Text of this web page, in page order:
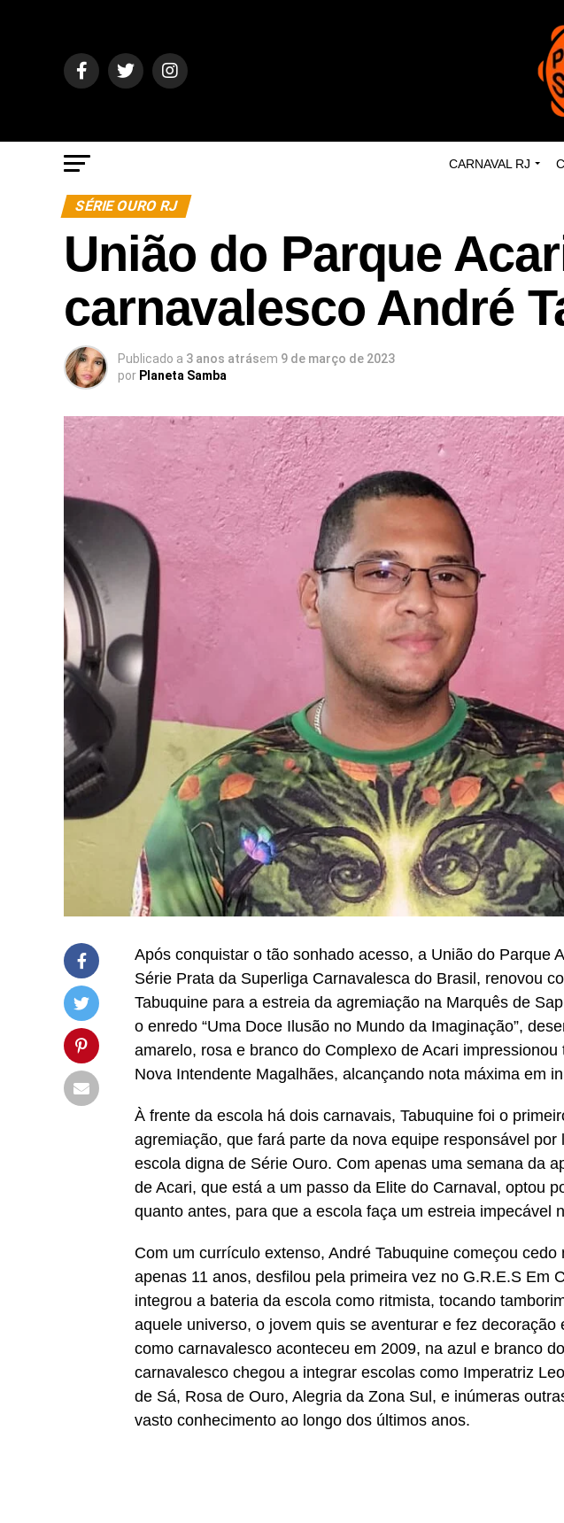
CARNAVAL RJ
SÉRIE OURO RJ
União do Parque
carnavalesco André
Publicado a 3 anos atrásem 9 de março de 2023
por Planeta Samba
Após conquistar o tão sonhado acesso, a União do Parque
Série Prata da Superliga Carnavalesca do Brasil, renovou
Tabuquine para a estreia da agremiação na Marquês de
o enredo “Uma Doce Ilusão no Mundo da Imaginação”,
amarelo, rosa e branco do Complexo de Acari
Nova Intendente Magalhães, alcançando nota máxima em
À frente da escola há dois carnavais, Tabuquine foi o
agremiação, que fará parte da nova equipe responsável
escola digna de Série Ouro. Com apenas uma semana da
de Acari, que está a um passo da Elite do Carnaval, optou
quanto antes, para que a escola faça um estreia impecável
Com um currículo extenso, André Tabuquine começou
apenas 11 anos, desfilou pela primeira vez no G.R.E.S Em
integrou a bateria da escola como ritmista, tocando
aquele universo, o jovem quis se aventurar e fez decoração
como carnavalesco aconteceu em 2009, na azul e branco
carnavalesco chegou a integrar escolas como Imperatriz
de Sá, Rosa de Ouro, Alegria da Zona Sul, e inúmeras
vasto conhecimento ao longo dos últimos anos.